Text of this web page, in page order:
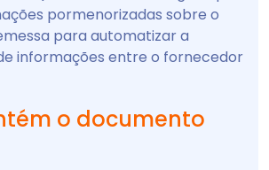
pormenorizadas sobre o
para automatizar a
informações entre o fornecedor
o documento